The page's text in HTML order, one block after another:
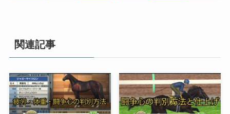
関連記事